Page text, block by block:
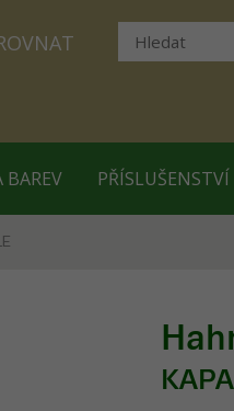
BAREV PŘÍSLUŠENSTVÍ